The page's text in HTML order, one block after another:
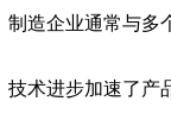
制造企业通常与多
技术进步加速了